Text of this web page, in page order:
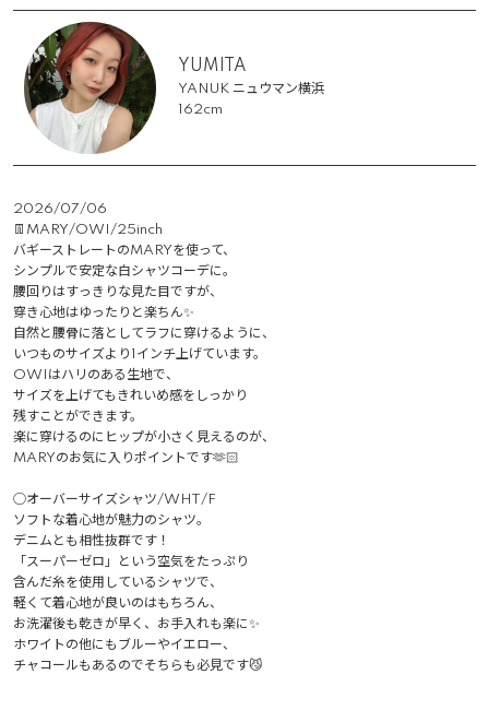
YUMITA
YANUK ニュウマン横浜
162cm
2026/07/06
👖MARY/OWI/25inch
バギーストレートのMARYを使って、
シンプルで安定な白シャツコーデに。
腰回りはすっきりな見た目ですが、
穿き心地はゆったりと楽ちん✨
自然と腰骨に落としてラフに穿けるように、
いつものサイズより1インチ上げています。
OWIはハリのある生地で、
サイズを上げてもきれいめ感をしっかり
残すことができます。
楽に穿けるのにヒップが小さく見えるのが、
MARYのお気に入りポイントです🫶🏻
◯オーバーサイズシャツ/WHT/F
ソフトな着心地が魅力のシャツ。
デニムとも相性抜群です！
「スーパーゼロ」という空気をたっぷり
含んだ糸を使用しているシャツで、
軽くて着心地が良いのはもちろん、
お洗濯後も乾きが早く、お手入れも楽に✨
ホワイトの他にもブルーやイエロー、
チャコールもあるのでそちらも必見です😼